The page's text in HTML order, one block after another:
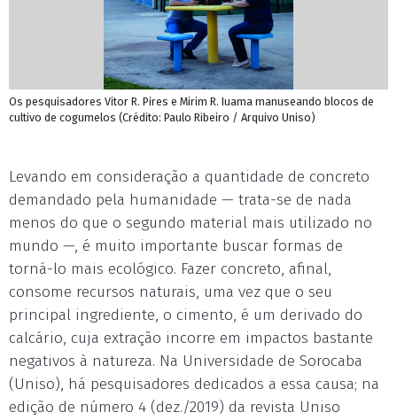
Os pesquisadores Vitor R. Pires e Mirim R. Iuama manuseando blocos de
cultivo de cogumelos (Crédito: Paulo Ribeiro / Arquivo Uniso)
Levando em consideração a quantidade de concreto
demandado pela humanidade — trata-se de nada
menos do que o segundo material mais utilizado no
mundo —, é muito importante buscar formas de
torná-lo mais ecológico. Fazer concreto, afinal,
consome recursos naturais, uma vez que o seu
principal ingrediente, o cimento, é um derivado do
calcário, cuja extração incorre em impactos bastante
negativos à natureza. Na Universidade de Sorocaba
(Uniso), há pesquisadores dedicados a essa causa; na
edição de número 4 (dez./2019) da revista Uniso